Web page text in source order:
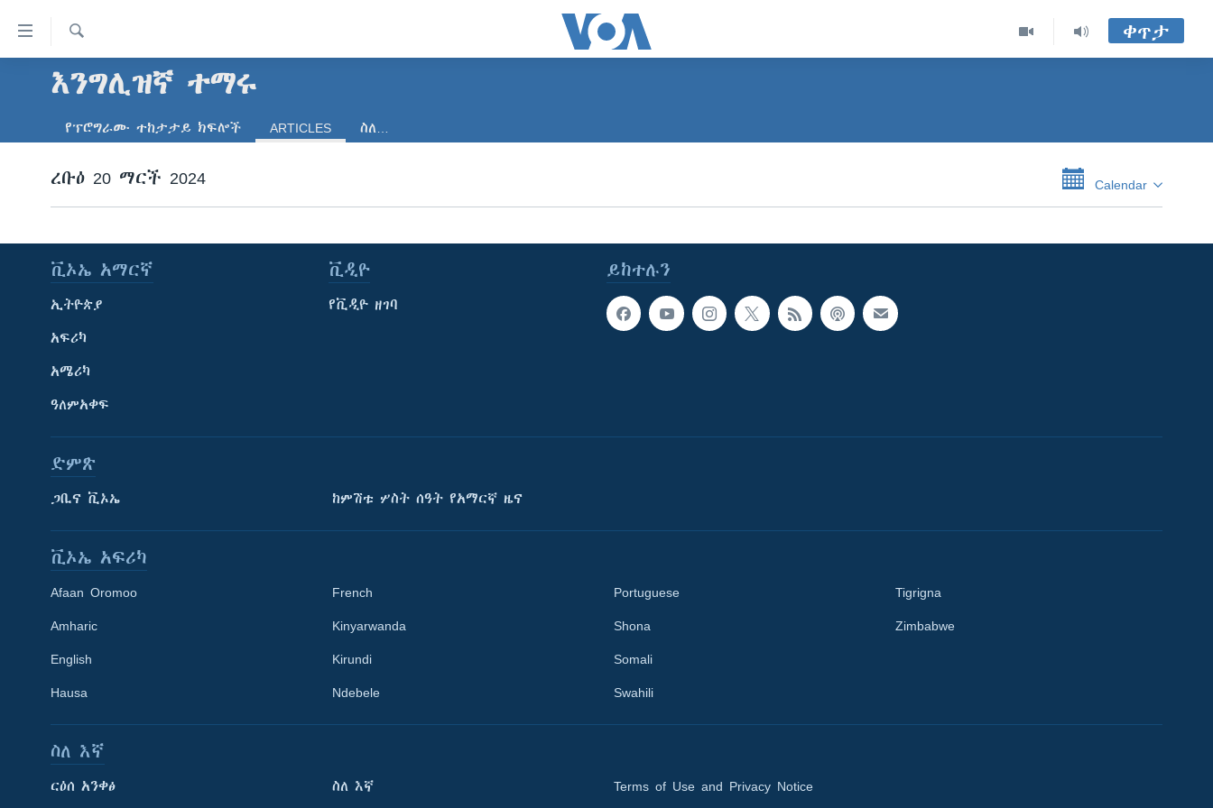
የመሥሪያ
ማገናኛዎች
ይዘት
እለፍ
አፍሪካ
ዓለምአቀፍ
አሜሪካ
መካከለኛው ምሥራቅ
ጋቢና ቪኦኤ
ከምሽቱ ሦስት ሰዓት የአማርኛ ዜና
ቪዲዮ
የፎቶ መድብሎች
ክምችት
Learning English
ፈልግ
ቀጥታ
እንግሊዝኛ ተማሩ
የፕሮግራሙ ተከታታይ ክፍሎች ARTICLES ስለ…
ረቡዕ 20 ማርች 2024 Calendar
ይከተሉን
ቪኦኤ አማርኛ
ኢትዮጵያ
አፍሪካ
አሜሪካ
ዓለምአቀፍ
ቪዲዮ
የቪዲዮ ዘገባ
ድምጽ
ጋቢና ቪኦኤ ከምሽቱ ሦስት ሰዓት የአማርኛ ዜና
ቪኦኤ አፍሪካ
Afaan Oromoo
Amharic
English
Hausa
French
Kinyarwanda
Kirundi
Ndebele
Portuguese
Shona
Somali
Swahili
Tigrigna
Zimbabwe
ስለ እኛ
ርዕሰ አንቀፅ ስለ እኛ Terms of Use and Privacy Notice